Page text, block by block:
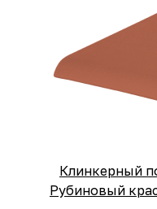
Клинкерный
Рубиновый